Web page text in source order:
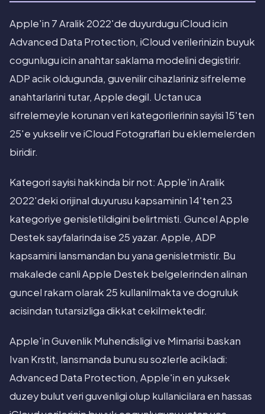
Apple'in 7 Aralik 2022'de duyurdugu iCloud icin
Advanced Data Protection, iCloud verilerinizin buyuk
cogunlugu icin anahtar saklama modelini degistirir.
ADP acik oldugunda, guvenilir cihazlariniz sifreleme
anahtarlarini tutar, Apple degil. Uctan uca
sifrelemeyle korunan veri kategorilerinin sayisi 15'ten
25'e yukselir ve iCloud Fotograflari bu eklemelerden
biridir.
Kategori sayisi hakkinda bir not: Apple'in Aralik
2022'deki orijinal duyurusu kapsaminin 14'ten 23
kategoriye genisletildigini belirtmisti. Guncel Apple
Destek sayfalarinda ise 25 yazar. Apple, ADP
kapsamini lansmandan bu yana genisletmistir. Bu
makalede canli Apple Destek belgelerinden alinan
guncel rakam olarak 25 kullanilmakta ve dogruluk
acisindan tutarsizliga dikkat cekilmektedir.
Apple'in Guvenlik Muhendisligi ve Mimarisi baskan
Ivan Krstit, lansmanda bunu su sozlerle acikladi:
Advanced Data Protection, Apple'in en yuksek
duzey bulut veri guvenligi olup kullanicilara en hassas